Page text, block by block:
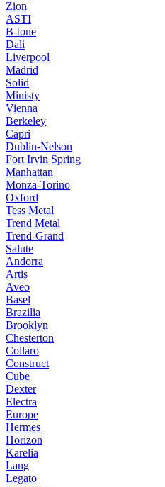
Zion
ASTI
B-tone
Dali
Liverpool
Madrid
Solid
Ministy
Vienna
Berkeley
Capri
Dublin-Nelson
Fort Irvin Spring
Manhattan
Monza-Torino
Oxford
Tess Metal
Trend Metal
Trend-Grand
Salute
Andorra
Artis
Aveo
Basel
Brazilia
Brooklyn
Chesterton
Collaro
Construct
Cube
Dexter
Electra
Europe
Hermes
Horizon
Karelia
Lang
Legato